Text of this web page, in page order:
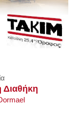
Διαθήκη